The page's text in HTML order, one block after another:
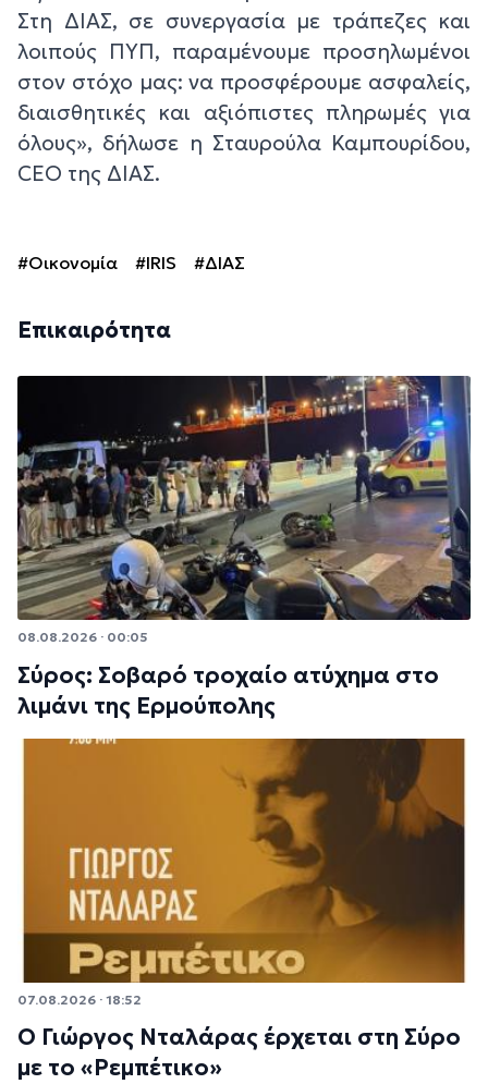
Στη ΔΙΑΣ, σε συνεργασία με τράπεζες και
λοιπούς ΠΥΠ, παραμένουμε προσηλωμένοι
στον στόχο μας: να προσφέρουμε ασφαλείς,
διαισθητικές και αξιόπιστες πληρωμές για
όλους», δήλωσε η Σταυρούλα Καμπουρίδου,
CEO της ΔΙΑΣ.
#Οικονομία #IRIS #ΔΙΑΣ
Επικαιρότητα
08.08.2026 · 00:05
Σύρος: Σοβαρό τροχαίο ατύχημα στο
λιμάνι της Ερμούπολης
07.08.2026 · 18:52
Ο Γιώργος Νταλάρας έρχεται στη Σύρο
με το «Ρεμπέτικο»